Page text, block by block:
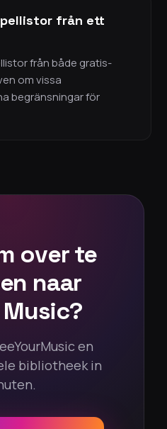
från ett
från både gratis-
om vissa
begränsningar för
over te
naar
en
bibliotheek in